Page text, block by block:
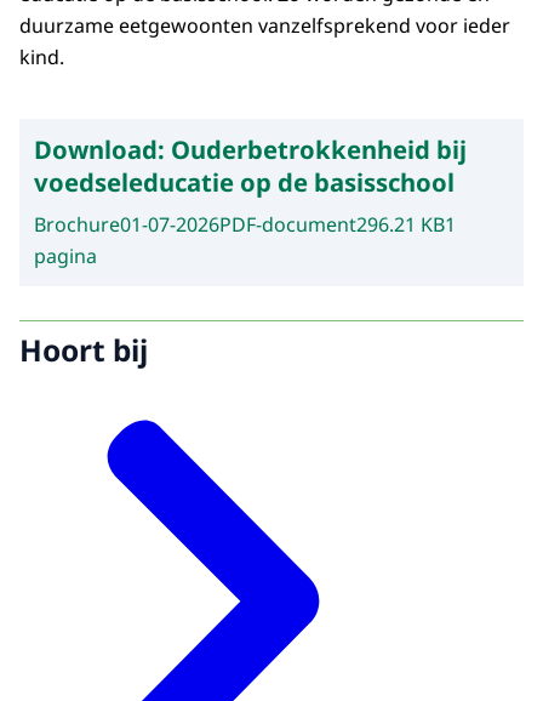
duurzame eetgewoonten vanzelfsprekend voor ieder
kind.
Download: Ouderbetrokkenheid bij
voedseleducatie op de basisschool
Brochure01-07-2026PDF-document296.21 KB1
pagina
Hoort bij